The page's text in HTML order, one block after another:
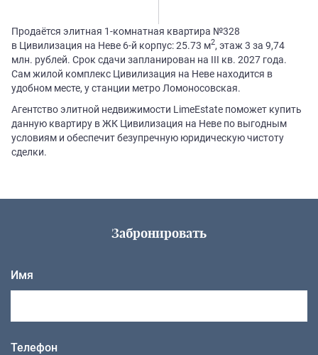
Продаётся элитная 1-комнатная квартира №328
в Цивилизация на Неве 6-й корпус: 25.73 м2, этаж 3 за 9,74
млн. рублей. Срок сдачи запланирован на III кв. 2027 года.
Сам жилой комплекс Цивилизация на Неве находится в
удобном месте, у станции метро Ломоносовская.
Агентство элитной недвижимости LimeEstate поможет купить
данную квартиру в ЖК Цивилизация на Неве по выгодным
условиям и обеспечит безупречную юридическую чистоту
сделки.
Забронировать
Имя
Телефон